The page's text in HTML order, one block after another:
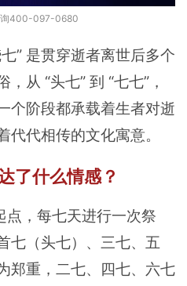
询400-097-0680
” 是贯穿逝者离世后多个
从 “头七” 到 “七七”，
个阶段都承载着生者对逝
代相传的文化寓意。
了什么情感？
点，每七天进行一次祭
七（头七）、三七、五
郑重，二七、四七、六七